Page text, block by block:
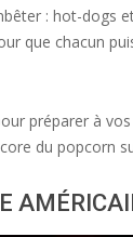
: hot-
que chacun
préparer à
du popcorn